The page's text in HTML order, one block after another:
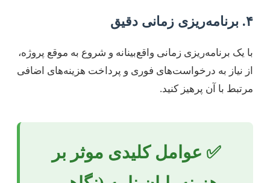
۴. برنامه‌ریزی زمانی دقیق
با یک برنامه‌ریزی زمانی واقع‌بینانه و شروع به موقع پروژه،
از نیاز به درخواست‌های فوری و پرداخت هزینه‌های اضافی
مرتبط با آن پرهیز کنید.
✅ عوامل کلیدی موثر بر